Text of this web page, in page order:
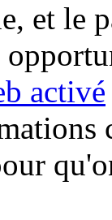
et le
activé